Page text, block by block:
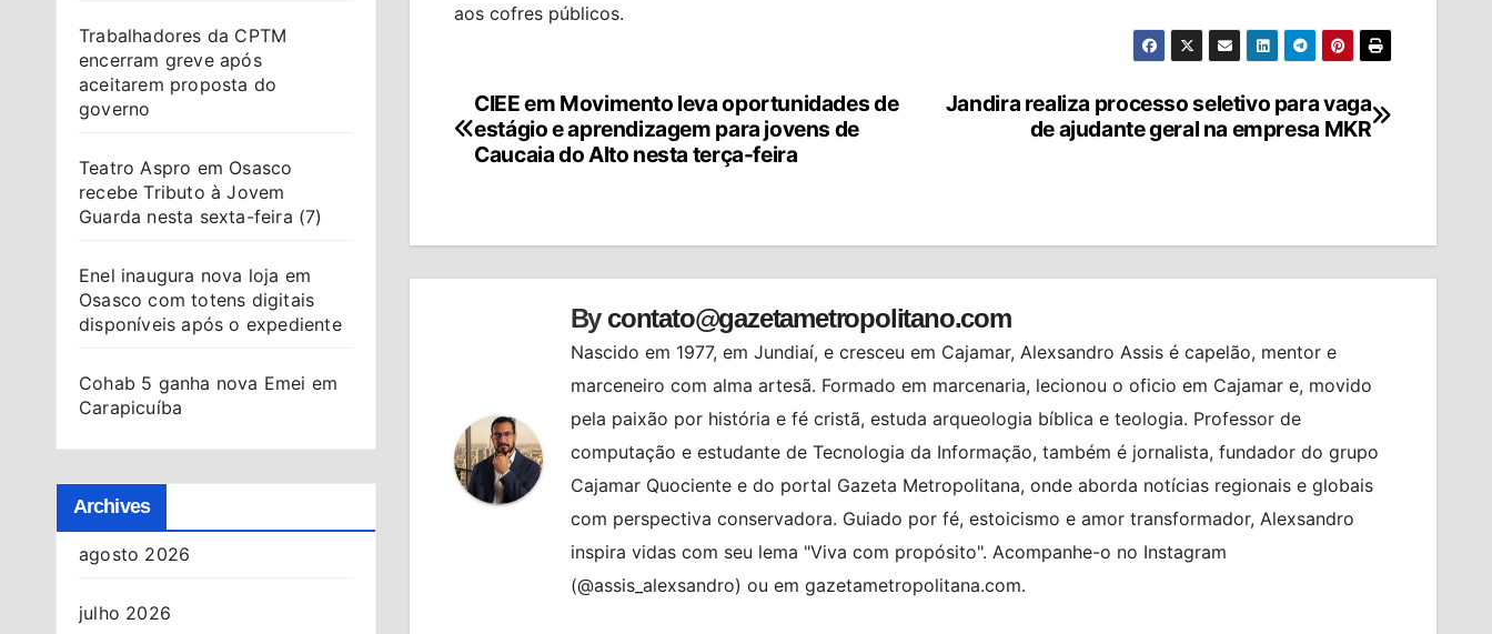
Trabalhadores da CPTM
encerram greve após
aceitarem proposta do
governo
Teatro Aspro em Osasco
recebe Tributo à Jovem
Guarda nesta sexta-feira (7)
Enel inaugura nova loja em
Osasco com totens digitais
disponíveis após o expediente
Cohab 5 ganha nova Emei em
Carapicuíba
Archives
agosto 2026
julho 2026
aos cofres públicos.
Navegação
de
Jandira realiza processo seletivo para vaga
de ajudante geral na empresa MKR
CIEE em Movimento leva oportunidades de
estágio e aprendizagem para jovens de
Caucaia do Alto nesta terça-feira
By contato@gazetametropolitano.com
Nascido em 1977, em Jundiaí, e cresceu em Cajamar, Alexsandro Assis é capelão, mentor e
marceneiro com alma artesã. Formado em marcenaria, lecionou o oficio em Cajamar e, movido
pela paixão por história e fé cristã, estuda arqueologia bíblica e teologia. Professor de
computação e estudante de Tecnologia da Informação, também é jornalista, fundador do grupo
Cajamar Quociente e do portal Gazeta Metropolitana, onde aborda notícias regionais e globais
com perspectiva conservadora. Guiado por fé, estoicismo e amor transformador, Alexsandro
inspira vidas com seu lema "Viva com propósito". Acompanhe-o no Instagram
(@assis_alexsandro) ou em gazetametropolitana.com.